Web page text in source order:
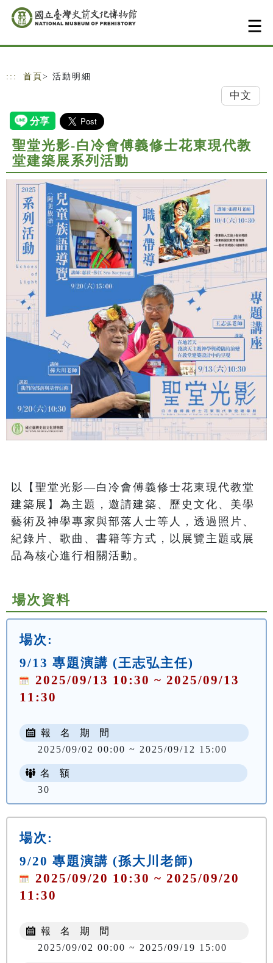
跳到主要內容
網站導覽
::: 首頁 > 活動明細
中文
聖堂光影-白冷會傅義修士花東現代教
堂建築展系列活動
以【聖堂光影—白冷會傅義修士花東現代教堂
建築展】為主題，邀請建築、歷史文化、美學
藝術及神學專家與部落人士等人，透過照片、
紀錄片、歌曲、書籍等方式，以展覽主題或展
品為核心進行相關活動。
場次資料
場次:
9/13 專題演講 (王志弘主任)
2025/09/13 10:30 ~ 2025/09/13
11:30
報 名 期 間
2025/09/02 00:00 ~ 2025/09/12 15:00
名 額
30
場次:
9/20 專題演講 (孫大川老師)
2025/09/20 10:30 ~ 2025/09/20
11:30
報 名 期 間
2025/09/02 00:00 ~ 2025/09/19 15:00